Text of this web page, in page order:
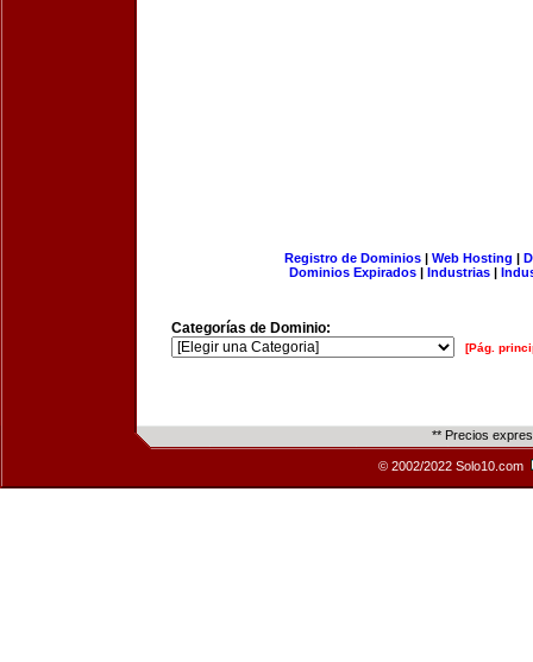
Registro de Dominios| Web Hosting |
Dominios Expirados | Industrias |
Categorías de Dominio:
[Pág.
** Precios
© 2002/2022 Solo10.com